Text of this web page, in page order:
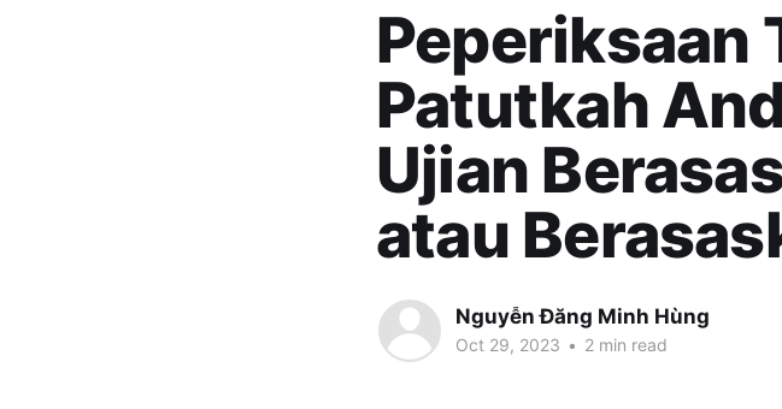
Peperiksaan
Patutkah
Ujian
atau
Nguyễn Đăng Minh Hùng
Oct 29, 2023 • 2 min read